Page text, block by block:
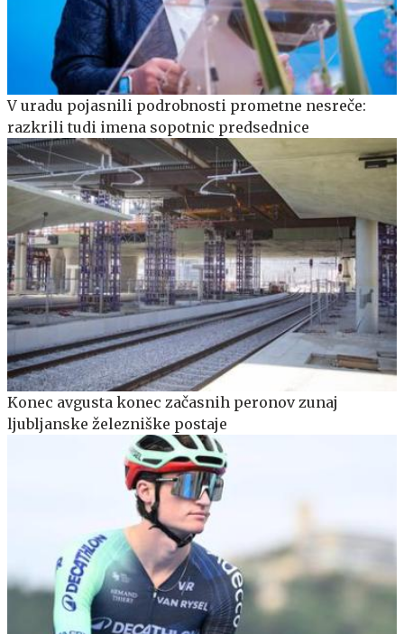
V uradu pojasnili podrobnosti prometne nesreče:
razkrili tudi imena sopotnic predsednice
Konec avgusta konec začasnih peronov zunaj
ljubljanske železniške postaje